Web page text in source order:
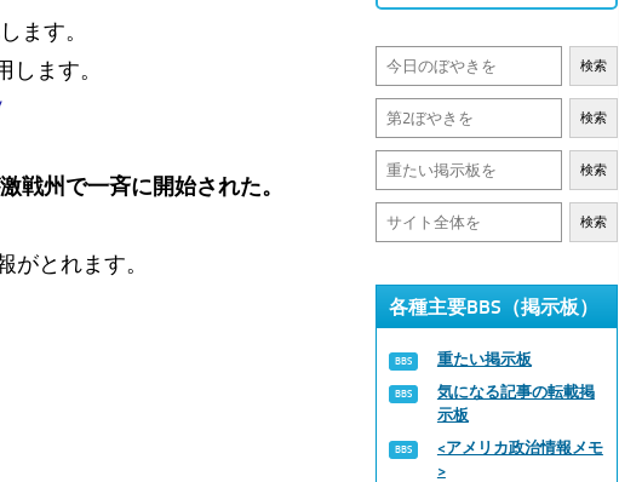
ます。
ます。
戦州で一斉に開始された。
とれます。
検索
検索
検索
検索
各種主要BBS（掲示板）
重たい掲示板
気になる記事の転載掲
示板
<アメリカ政治情報メモ
>